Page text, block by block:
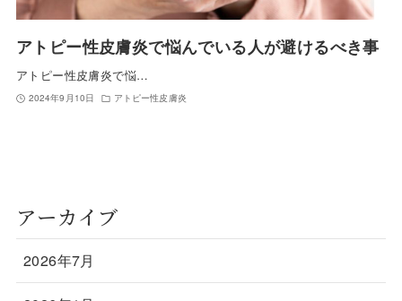
アトピー性皮膚炎で悩んでいる人が避けるべき事
アトピー性皮膚炎で悩…
2024年9月10日 アトピー性皮膚炎
アーカイブ
2026年7月